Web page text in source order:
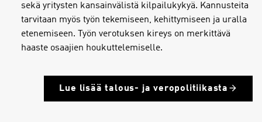
sekä yritysten kansainvälistä kilpailukykyä. Kannusteita
tarvitaan myös työn tekemiseen, kehittymiseen ja uralla
etenemiseen. Työn verotuksen kireys on merkittävä
haaste osaajien houkuttelemiselle.
Lue lisää talous- ja veropolitiikasta